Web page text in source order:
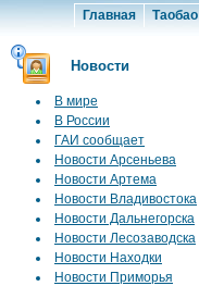
Главная Таобао
Новости
В мире
В России
ГАИ сообщает
Новости Арсеньева
Новости Артема
Новости Владивостока
Новости Дальнегорска
Новости Лесозаводска
Новости Находки
Новости Приморья